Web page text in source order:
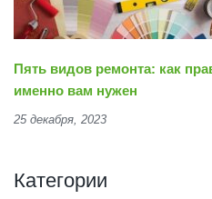
Пять видов ремонта: как
именно вам нужен
25 декабря, 2023
Категории